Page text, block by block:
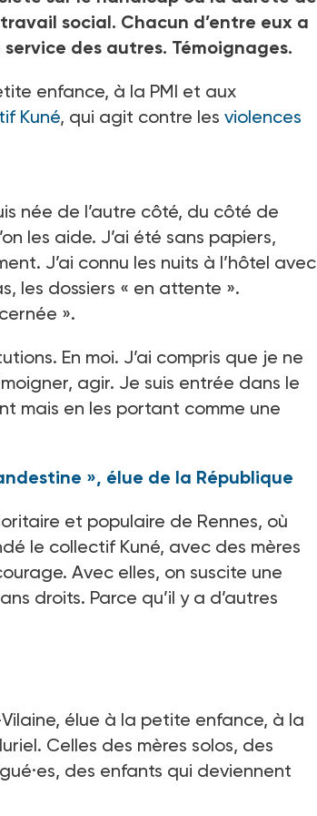
social. Chacun d’entre eux a
des autres. Témoignages.
enfance, à la PMI et aux
Kuné, qui agit contre les violences
née de l’autre côté, du côté de
les aide. J’ai été sans papiers,
J’ai connu les nuits à l’hôtel avec
les dossiers « en attente ».
».
En moi. J’ai compris que je ne
agir. Je suis entrée dans le
mais en les portant comme une
», élue de la République
et populaire de Rennes, où
le collectif Kuné, avec des mères
Avec elles, on suscite une
droits. Parce qu’il y a d’autres
élue à la petite enfance, à la
Celles des mères solos, des
des enfants qui deviennent